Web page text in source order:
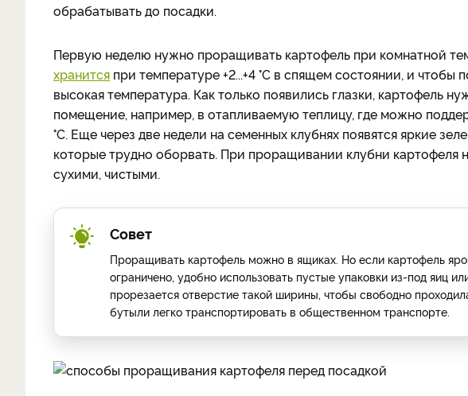
обрабатывать до посадки.
Первую неделю нужно проращивать картофель при комнатной
хранится при температуре +2...+4 °C в спящем состоянии, и
высокая температура. Как только появились глазки, картофель
помещение, например, в отапливаемую теплицу, где можно
°C. Еще через две недели на семенных клубнях появятся яркие
которые трудно оборвать. При проращивании клубни
сухими, чистыми.
Совет
Проращивать картофель можно в ящиках. Но если картофель
ограничено, удобно использовать пустые упаковки из-под яиц
прорезается отверстие такой ширины, чтобы свободно
бутыли легко транспортировать в общественном транспорте.